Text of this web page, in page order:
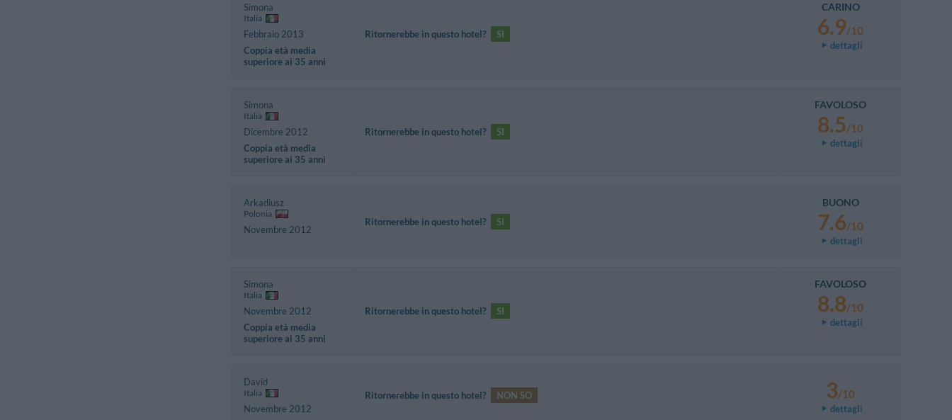
Simona
Italia
Febbraio 2013
Coppia età media
superiore ai 35 anni
Ritornerebbe in questo hotel? SI
CARINO
6.9/10
dettagli
Simona
Italia
Dicembre 2012
Coppia età media
superiore ai 35 anni
Ritornerebbe in questo hotel? SI
FAVOLOSO
8.5/10
dettagli
Arkadiusz
Polonia
Novembre 2012
Ritornerebbe in questo hotel? SI
BUONO
7.6/10
dettagli
Simona
Italia
Novembre 2012
Coppia età media
superiore ai 35 anni
Ritornerebbe in questo hotel? SI
FAVOLOSO
8.8/10
dettagli
David
Italia
Novembre 2012
Ritornerebbe in questo hotel? NON SO 3/10
dettagli